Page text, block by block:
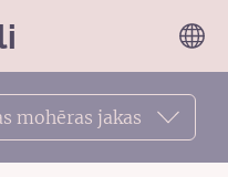
mohēras jakas